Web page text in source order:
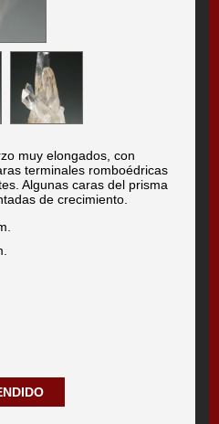
muy elongados, con
terminales romboédricas
Algunas caras del prisma
de crecimiento.